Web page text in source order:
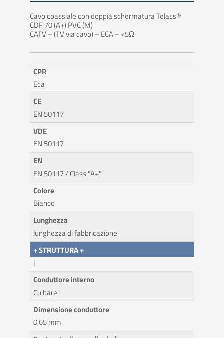
Cavo coassiale con doppia schermatura Telass®
CDF 70 (A+) PVC (M)
CATV – (TV via cavo) – ECA – <5Ω
CPR
Eca
CE
EN 50117
VDE
EN 50117
EN
EN 50117 / Class "A+"
Colore
Bianco
Lunghezza
lunghezza di fabbricazione
+ STRUTTURA +
|
Conduttore interno
Cu bare
Dimensione conduttore
0,65 mm